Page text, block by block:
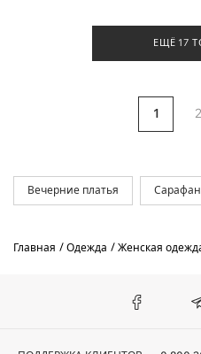
ЕЩЁ 17
1 2
Вечерние платья
Главная Одежда Женская